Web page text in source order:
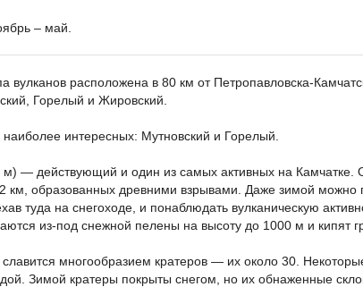
– май
вулканов расположена в 80 км от Петропавловска-
Горелый и Жировский.
интересных: Мутновский и Горелый.
м) — действующий и один из самых активных на Камчатке.
км, образованных древними взрывами. Даже зимой можно
туда на снегоходе, и понаблюдать вулканическую
из-под снежной пелены на высоту до 1000 м и кипят
многообразием кратеров — их около 30.
Зимой кратеры покрыты снегом, но их обнаженные